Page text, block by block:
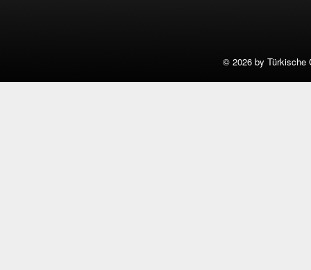
© 2026 by Türkische